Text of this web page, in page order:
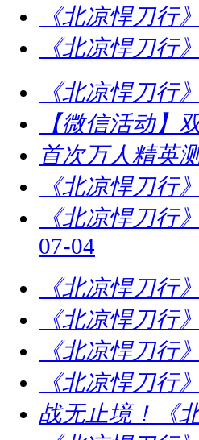
《北凉悍刀行
《北凉悍刀行
《北凉悍刀行
【微信活动】
首次万人精英
《北凉悍刀行
《北凉悍刀行
07-04
《北凉悍刀行
《北凉悍刀行
《北凉悍刀行
《北凉悍刀行
战无止境！《